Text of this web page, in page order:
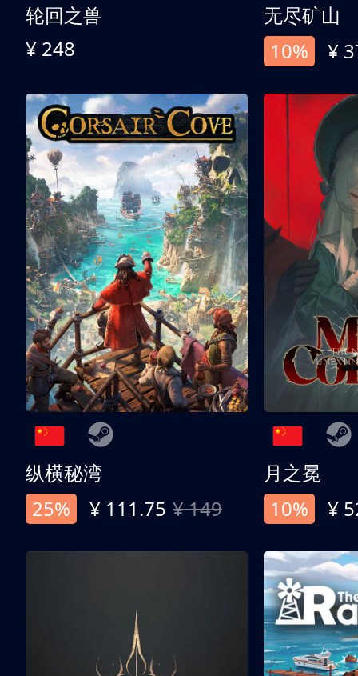
轮回之兽
¥ 248
无尽矿山
10%
¥
纵横秘湾
25%
¥ 111.75 ¥ 149
月之冕
10%
¥